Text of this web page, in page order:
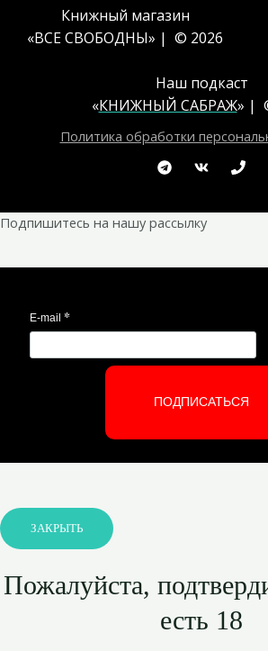
Книжный магазин
«ВСЕ СВОБОДНЫ» | © 2026
Наш подкаст
«КНИЖНЫЙ САБРАЖ» |
Политика обработки
Подпишитесь на нашу рассылку
E-mail *
ПОДПИСАТЬСЯ
ЗАКРЫТЬ
Пожалуйста,
есть 18